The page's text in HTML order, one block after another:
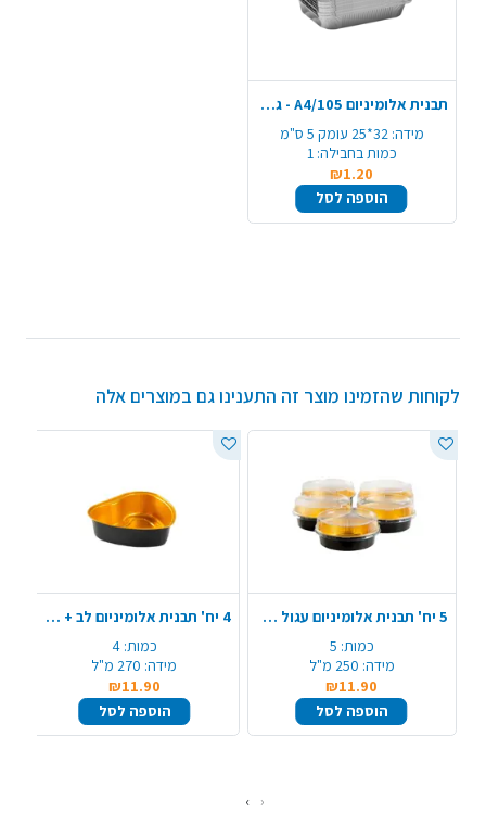
תבנית אלומיניום A4/105 - גדול
מידה: 32*25 עומק 5 ס"מ
כמות בחבילה: 1
₪1.20
הוספה לסל
לקוחות שהזמינו מוצר זה התענינו גם במוצרים אלה
5 יח' תבנית אלומיניום עגול + מכסה - שחור זהב
כמות: 5
מידה: 250 מ"ל
₪11.90
הוספה לסל
4 יח' תבנית אלומיניום לב + מכסה - שחור זהב
כמות: 4
מידה: 270 מ"ל
₪11.90
הוספה לסל
‹
›